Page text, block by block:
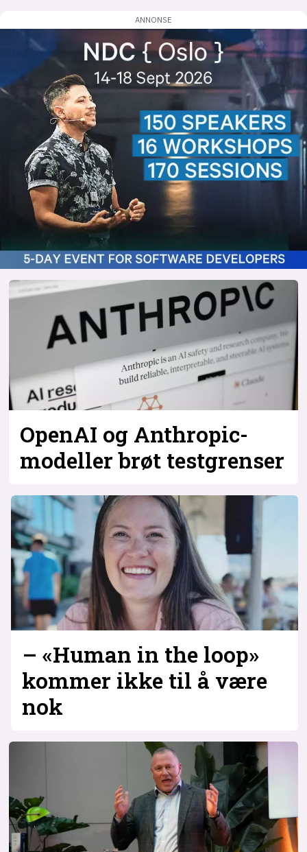
OpenAI og Anthropic-
modeller brøt testgrenser
– «Human in the loop»
kommer ikke til å være
nok
lys modus
mørk modus
nyhetsbrev
kode24-klubben
LinkedIn
Bluesky
Facebook
annonsepriser
annonseguide
suksesshistorier
Bli firmapartner